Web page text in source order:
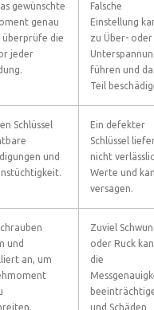
gewünschte
genau
überprüfe die
jeder
Falsche
Einstellung
zu Über- oder
führen und
Teil
Schlüssel
und
Ein defekter
Schlüssel
nicht
Werte und
versagen.
und
an, um
Zuviel
oder Ruck
die
und Schäden